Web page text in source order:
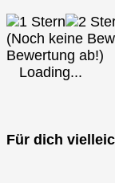
(Noch keine
Bewertung ab!)
Loading...
Für dich